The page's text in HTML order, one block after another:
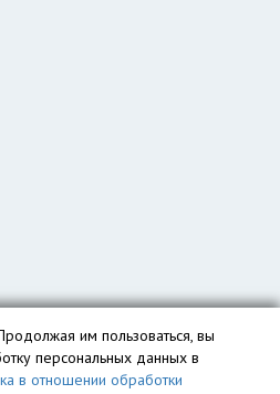
им пользоваться, вы
персональных данных в
в отношении обработки